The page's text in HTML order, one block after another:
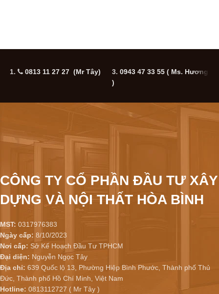
1. 0813 11 27 27 (Mr Tây) 3. 0943 47 33 55 ( Ms. Hương
)
CÔNG TY CỔ PHẦN ĐẦU TƯ XÂY
DỰNG VÀ NỘI THẤT HÒA BÌNH
MST: 0317976383
Ngày cấp: 8/10/2023
Nơi cấp: Sở Kế Hoạch Đầu Tư TPHCM
Đại diện: Nguyễn Ngọc Tây
Địa chỉ: 639 Quốc lộ 13, Phường Hiệp Bình Phước, Thành phố Thủ
Đức, Thành phố Hồ Chí Minh, Việt Nam
Hotline: 0813112727 ( Mr Tây )